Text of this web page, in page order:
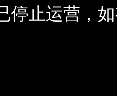
停止运营，